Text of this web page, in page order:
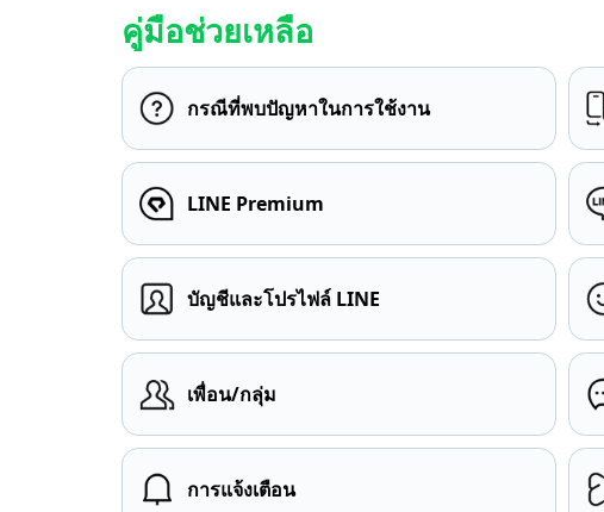
คู่มือช่วยเหลือ
กรณีที่พบปัญหาในการใช้งาน
LINE Premium
บัญชีและโปรไฟล์ LINE
เพื่อน/กลุ่ม
การแจ้งเตือน